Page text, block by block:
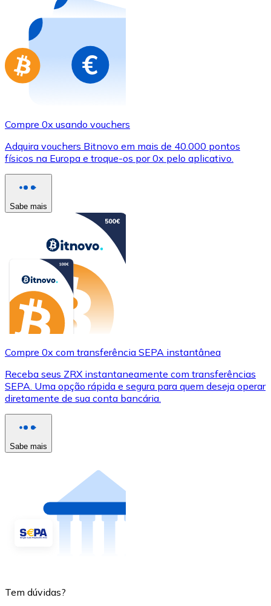
Compre cartões-presente das suas marcas favoritas
Ir para a loja de cartões-presente
Compre 0x usando vouchers
Adquira vouchers Bitnovo em mais de 40.000 pontos
físicos na Europa e troque-os por 0x pelo aplicativo.
Sabe mais
Compre 0x com transferência SEPA instantânea
Receba seus ZRX instantaneamente com transferências
SEPA. Uma opção rápida e segura para quem deseja operar
diretamente de sua conta bancária.
Sabe mais
Tem dúvidas?